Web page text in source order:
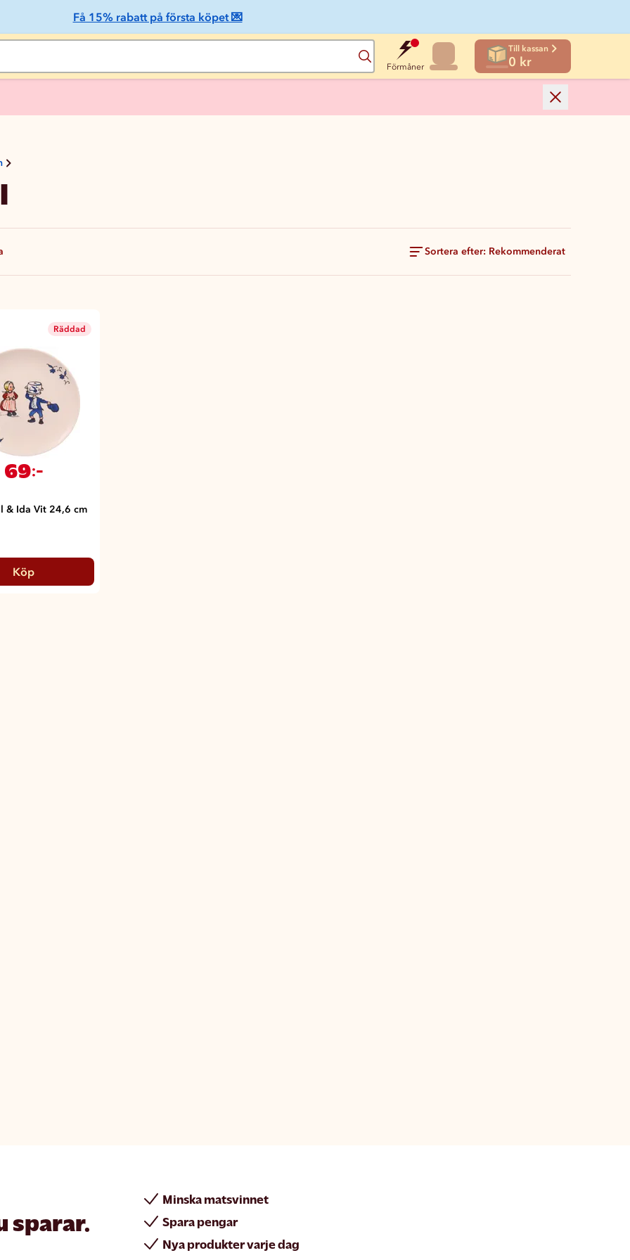
Få 15% rabatt på första köpet 💌
Sök
Förmåner
Till kassan
0 kr
Sortera efter: Rekommenderat
Räddad
69:-
& Ida Vit 24,6 cm
Köp
sparar.
Minska matsvinnet
Spara pengar
Nya produkter varje dag